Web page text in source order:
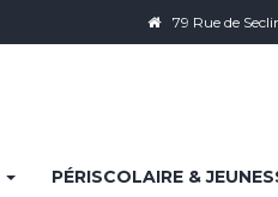
79 Rue de
PÉRISCOLAIRE &